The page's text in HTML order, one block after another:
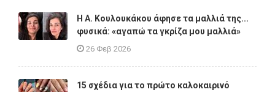
Η A. Κουλουκάκου άφησε τα μαλλιά της...
φυσικά: «αγαπώ τα γκρίζα μου μαλλιά»
26 Φεβ 2026
15 σχέδια για το πρώτο καλοκαιρινό